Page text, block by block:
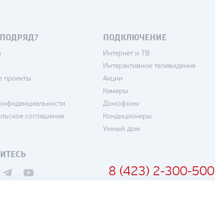
проекты
соглашение
ПОДКЛЮЧЕНИЕ
Интернет и ТВ
Интерактивное телевидение
Акции
Камеры
Домофоны
Кондиционеры
Умный дом
8 (423) 2-300-500